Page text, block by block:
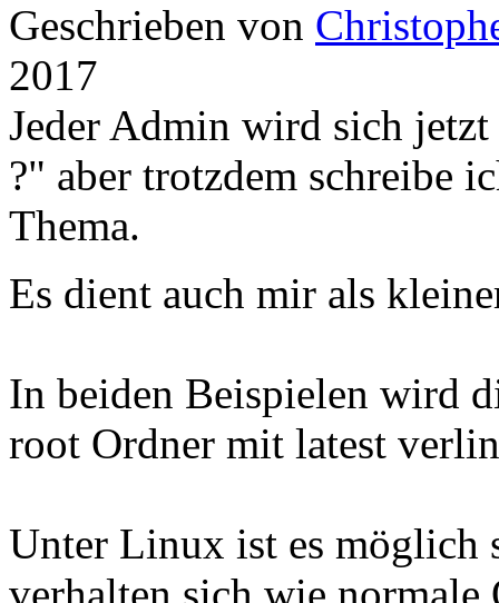
Geschrieben von
2017
Jeder Admin wird sich
?" aber trotzdem schreibe
Thema.
Es dient auch mir als
In beiden Beispielen wird
root Ordner mit latest
Unter Linux ist es möglich